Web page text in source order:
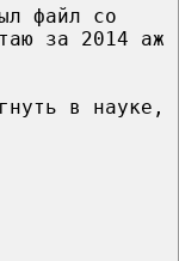
файл со
за 2014 аж
в науке,